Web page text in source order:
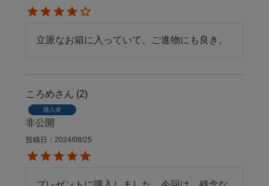
立派なお箱に入っていて、ご進物にも良き。
ころめ 2
購入者
非公開
投稿日 2024/08/25